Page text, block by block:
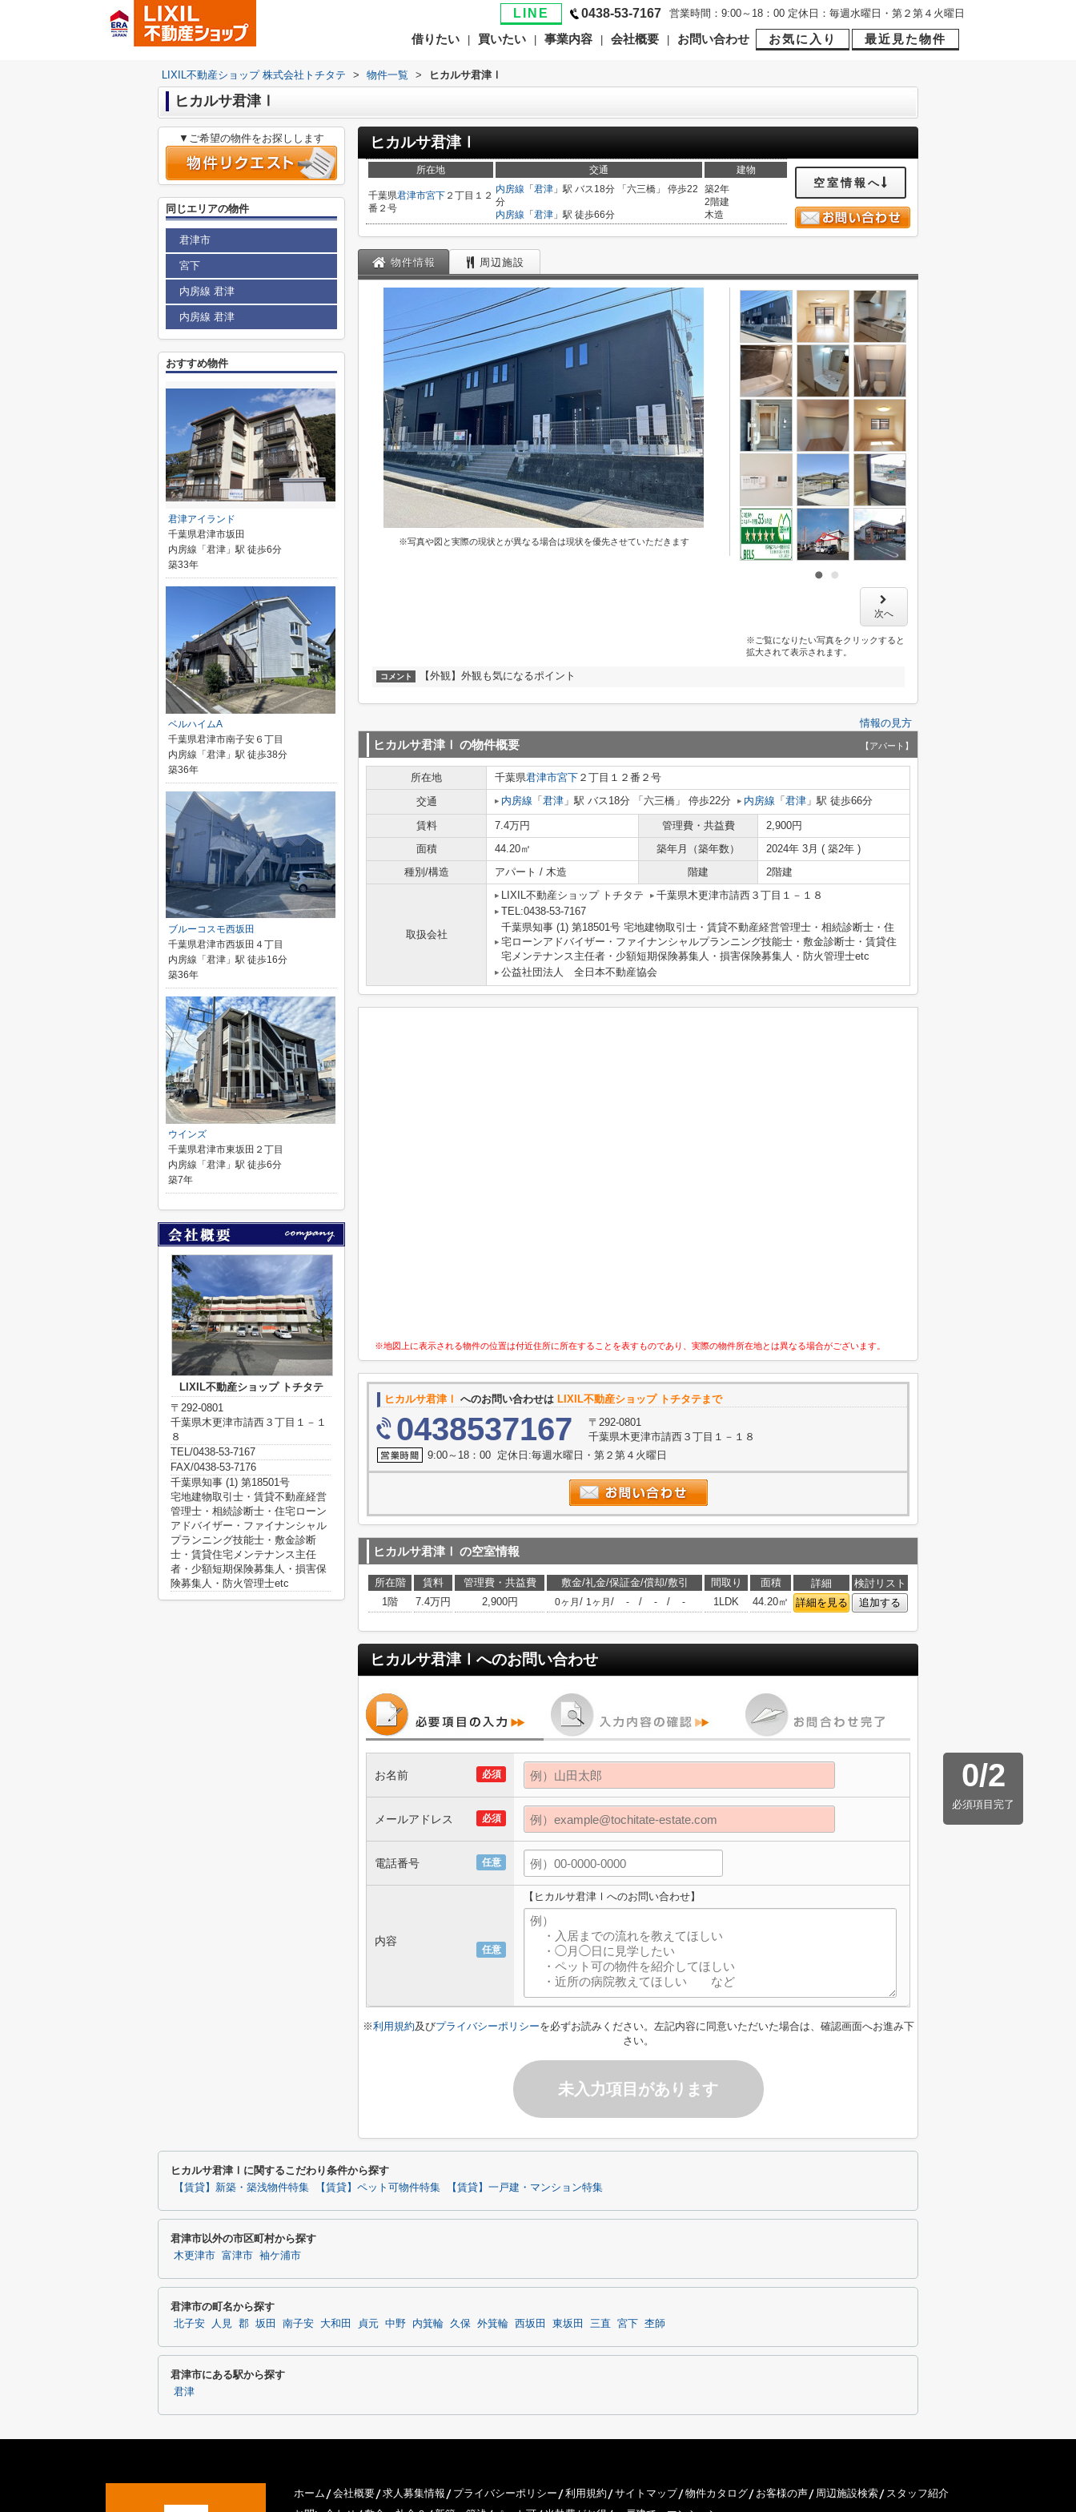
LINE 0438-53-7167 営業時間：9:00～18：00 定休日：毎週水曜日・第２第４火曜日
借りたい 買いたい 事業内容 会社概要 お問い合わせ お気に入り 最近見た物件
LIXIL不動産ショップ 株式会社トチタテ > 物件一覧 > ヒカルサ君津Ⅰ
ヒカルサ君津Ⅰ
ヒカルサ君津Ⅰ
所在地 交通 建物
千葉県君津市宮下 ２丁目１２
番２号
内房線 「 君津 」駅 バス18分 「六三橋」 停歩22
分
内房線 「 君津 」駅 徒歩66分
築2年
2階建
木造
空室情報へ
物件情報 周辺施設
※写真や図と実際の現状とが異なる場合は現状を優先させていただきます
次へ
※ご覧になりたい写真をクリックすると
拡大されて表示されます。
コメント 【外観】外観も気になるポイント
情報の見方
ヒカルサ君津Ⅰ の物件概要 【アパート】
所在地 千葉県君津市宮下 ２丁目１２番２号
交通
内房線 「 君津 」駅 バス18分 「六三橋」 停歩22分 内房線 「 君津 」駅 徒歩66分
賃料 7.4万円 管理費・共益費
2,900円
面積
44.20㎡ 築年月（築年数）
2024年 3月 ( 築2年 )
種別/構造
アパート / 木造 階建 2階建
取扱会社
LIXIL不動産ショップ トチタテ
千葉県木更津市請西３丁目１－１８
TEL:0438-53-7167
千葉県知事 (1) 第18501号 宅地建物取引士・賃貸不動産経営管理士・相続診断士・住
宅ローンアドバイザー・ファイナンシャルプランニング技能士・敷金診断士・賃貸住
宅メンテナンス主任者・少額短期保険募集人・損害保険募集人・防火管理士etc
公益社団法人 全日本不動産協会
※地図上に表示される物件の位置は付近住所に所在することを表すものであり、実際の物件所在地とは異なる場合がございます。
ヒカルサ君津Ⅰ へのお問い合わせは LIXIL不動産ショップ トチタテまで
0438537167
〒292-0801
千葉県木更津市請西３丁目１－１８
9:00～18：00 定休日:毎週水曜日・第２第４火曜日
ヒカルサ君津Ⅰ の空室情報
所在階 賃料 管理費・共益費 敷金/礼金/保証金/償却/敷引 間取り 面積 詳細
検討リスト
1階
7.4万円 2,900円 0ヶ月 / 1ヶ月 / - / - / - 1LDK 44.20㎡ 詳細を見る 追加する
ヒカルサ君津Ⅰ へのお問い合わせ
0/2
必須項目完了
必須
お名前
必須
メールアドレス
任意
電話番号
任意
内容
【ヒカルサ君津Ⅰへのお問い合わせ】
※利用規約及びプライバシーポリシーを必ずお読みください。左記内容に同意いただいた場合は、確認画面へお進み下
さい。
未入力項目があります
▼ご希望の物件をお探しします
同じエリアの物件
君津市
宮下
内房線 君津
内房線 君津
おすすめ物件
君津アイランド
千葉県君津市坂田
内房線「君津」駅 徒歩6分
築33年
ベルハイムA
千葉県君津市南子安６丁目
内房線「君津」駅 徒歩38分
築36年
ブルーコスモ西坂田
千葉県君津市西坂田４丁目
内房線「君津」駅 徒歩16分
築36年
ウインズ
千葉県君津市東坂田２丁目
内房線「君津」駅 徒歩6分
築7年
LIXIL不動産ショップ トチタテ
〒292-0801
千葉県木更津市請西３丁目１－１
８
TEL/0438-53-7167
FAX/0438-53-7176
千葉県知事 (1) 第18501号
宅地建物取引士・賃貸不動産経営
管理士・相続診断士・住宅ローン
アドバイザー・ファイナンシャル
プランニング技能士・敷金診断
士・賃貸住宅メンテナンス主任
者・少額短期保険募集人・損害保
険募集人・防火管理士etc
ヒカルサ君津Ⅰに関するこだわり条件から探す
【賃貸】新築・築浅物件特集 【賃貸】ペット可物件特集 【賃貸】一戸建・マンション特集
君津市以外の市区町村から探す
木更津市 富津市 袖ケ浦市
君津市の町名から探す
北子安 人見 郡 坂田 南子安 大和田 貞元 中野 内箕輪 久保 外箕輪 西坂田 東坂田 三直 宮下 杢師
君津市にある駅から探す
君津
ホーム 会社概要 求人募集情報 プライバシーポリシー 利用規約 サイトマップ 物件カタログ お客様の声 周辺施設検索
スタッフ紹介